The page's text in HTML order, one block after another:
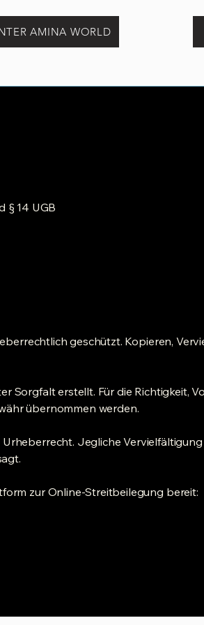
AMINA WORLD
§ 14 UGB
geschützt. Kopieren,
Sorgfalt erstellt. Für die Richtigkeit,
übernommen werden.
Jegliche
zur Online-Streitbeilegung bereit: